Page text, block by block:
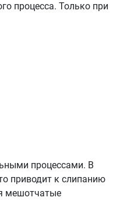
процесса. Только при
процессами. В
приводит к слипанию
мешотчатые